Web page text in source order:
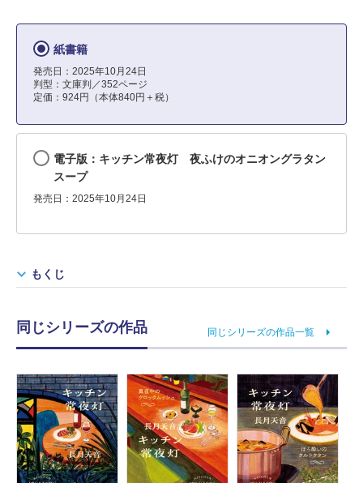
紙書籍
発売日：2025年10月24日
判型：文庫判／352ページ
定価：924円（本体840円＋税）
電子版：キッチン常夜灯 夜ふけのオニオングラタン
スープ
発売日：2025年10月24日
もくじ
同じシリーズの作品 同じシリーズの作品一覧